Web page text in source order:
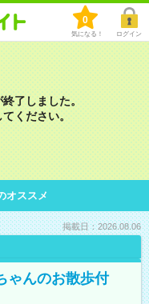
0
気になる！ ログイン
了しました。
ください。
オススメ
掲載日：2026.08.06
ゃんのお散歩付